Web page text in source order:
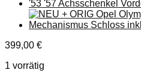
399,00 €
1 vorrätig